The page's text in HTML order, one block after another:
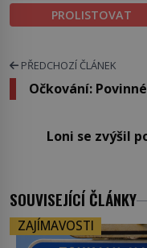
PROLISTOVAT
PŘEDCHOZÍ ČLÁNEK
Očkování:
Loni se zvýšil
SOUVISEJÍCÍ ČLÁNKY
ZAJÍMAVOSTI